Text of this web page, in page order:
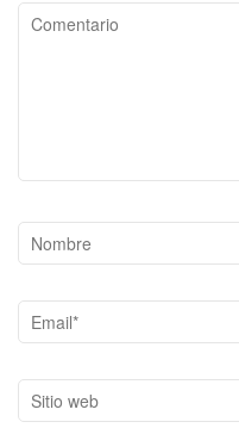
Comentario
Nombre
Email*
Sitio
web